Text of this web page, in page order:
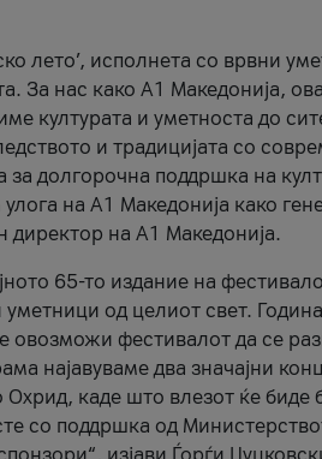
лето’, исполнета со врвни
За нас како A1 Македонија,
културата и уметноста до
и традицијата со
за долгорочна поддршка на
на A1 Македонија како
директор на A1 Македонија.
65-то издание на
од целиот свет.
овозможи фестивалот да се
најавуваме два значајни
каде што влезот ќе биде
со поддршка од